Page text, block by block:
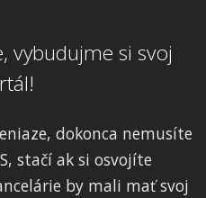
vybudujme si svoj
dokonca nemusíte
stačí ak si osvojíte
by mali mať svoj